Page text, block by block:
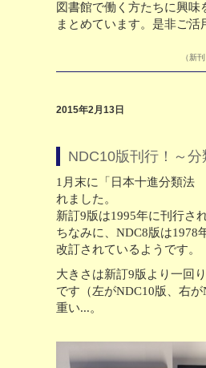
図書館で働く方たちに興
まとめています。是非ご活
（新
2015年2月13日
NDC10版刊行！～
1月末に「日本十進分類法
れました。
新訂9版は1995年に刊行さ
ちなみに、NDC8版は1978
改訂されているようです。
大きさは新訂9版より一回
です（左がNDC10版、右
重い...。